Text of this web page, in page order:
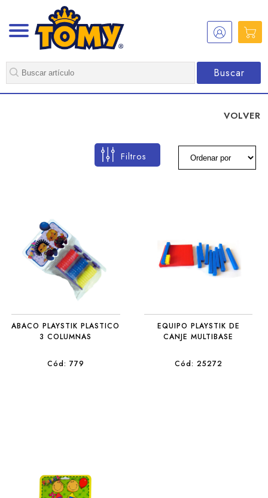
Buscar
VOLVER
Filtros
ABACO PLAYSTIK PLASTICO
3 COLUMNAS
Cód: 779
EQUIPO PLAYSTIK DE
CANJE MULTIBASE
Cód: 25272